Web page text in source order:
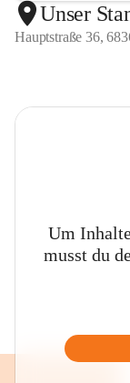
Unser
Hauptstraße 36,
Um
musst du